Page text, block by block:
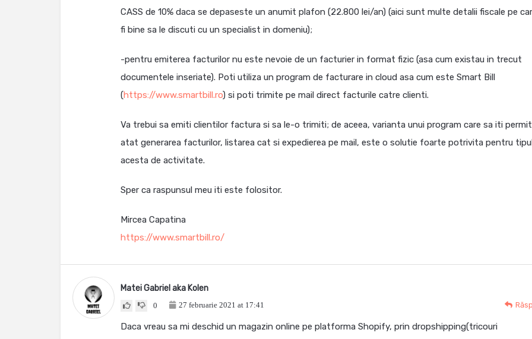
CASS de 10% daca se depaseste un anumit plafon (22.800 lei/an) (aici sunt multe detalii fiscale pe
fi bine sa le discuti cu un specialist in domeniu);
-pentru emiterea facturilor nu este nevoie de un facturier in format fizic (asa cum existau in trecut
documentele inseriate). Poti utiliza un program de facturare in cloud asa cum este Smart Bill
(https://www.smartbill.ro) si poti trimite pe mail direct facturile catre clienti.
Va trebui sa emiti clientilor factura si sa le-o trimiti; de aceea, varianta unui program care sa iti
atat generarea facturilor, listarea cat si expedierea pe mail, este o solutie foarte potrivita pentru
acesta de activitate.
Sper ca raspunsul meu iti este folositor.
Mircea Capatina
https://www.smartbill.ro/
Matei Gabriel aka Kolen
0 27 februarie 2021 at 17:41
Daca vreau sa mi deschid un magazin online pe platforma Shopify, prin dropshipping(tricouri